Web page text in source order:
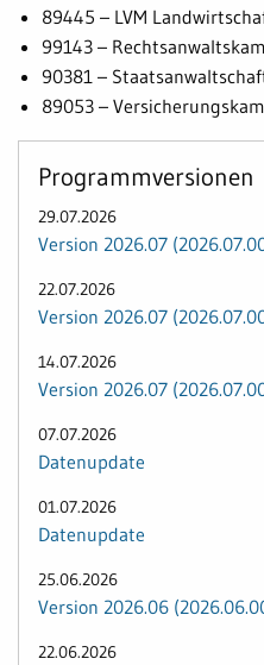
89445 – LVM
99143 –
90381 –
89053 –
Programmversionen
29.07.2026
Version 2026.07
22.07.2026
Version 2026.07
14.07.2026
Version 2026.07
07.07.2026
Datenupdate
01.07.2026
Datenupdate
25.06.2026
Version 2026.06
22.06.2026